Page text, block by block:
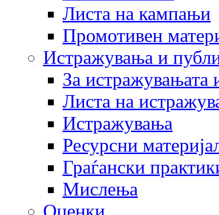
Листа на кампањи
Промотивен
Истражувања и
За истражувањата
Листа на
Истражувања
Ресурсни
Граѓански
Мислења
Оценки